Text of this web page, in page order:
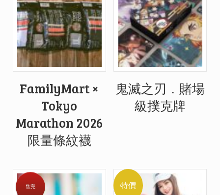
FamilyMart ×
Tokyo
Marathon 2026
限量條紋襪
鬼滅之刃．賭場
級撲克牌
售完 特價